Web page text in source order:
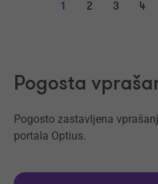
1 2 3 4
Pogosta
Pogosto zastavljena
portala Optius.